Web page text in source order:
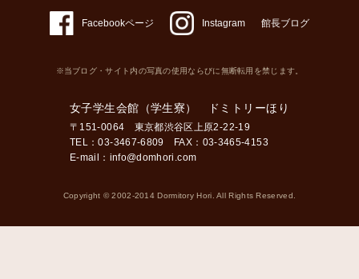
Facebookページ Instagram 館長ブログ
※当ブログ・サイト内の写真の使用ならびに無断転用を禁じます。
女子学生会館（学生寮） ドミトリーほり
〒151-0064 東京都渋谷区上原2-22-19
TEL：03-3467-6809 FAX：03-3465-4153
E-mail： info@domhori.com
Copyright © 2002-2014 Dormitory Hori. All Rights Reserved.